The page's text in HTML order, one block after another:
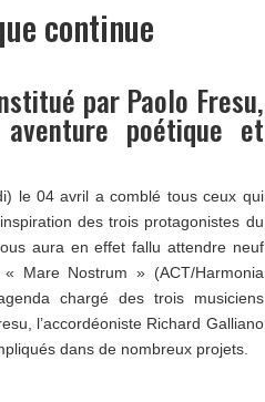
continue
par Paolo Fresu,
poétique et
le 04 avril a comblé tous ceux qui
des trois protagonistes du
aura en effet fallu attendre neuf
Mare Nostrum » (ACT/Harmonia
chargé des trois musiciens
l’accordéoniste Richard Galliano
dans de nombreux projets.